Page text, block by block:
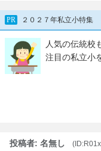
投稿者: 名無し